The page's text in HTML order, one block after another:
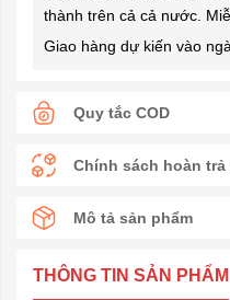
thành trên cả cả nước.
Giao hàng dự kiến vào
Quy tắc COD
Chính sách hoàn trả
Mô tả sản phẩm
THÔNG TIN SẢN PHẨM